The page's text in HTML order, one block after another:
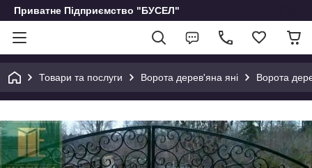
Приватне Підприємство "БУСЕЛ"
Товари та послуги Ворота дерев'яна яні Ворота